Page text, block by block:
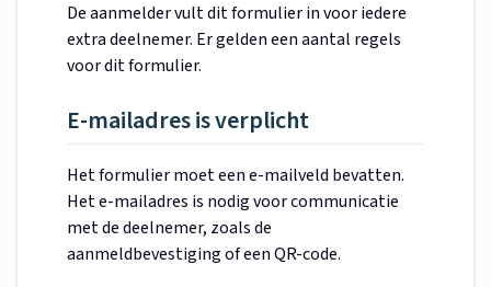
De aanmelder vult dit formulier in voor iedere
extra deelnemer. Er gelden een aantal regels
voor dit formulier.
E-mailadres is verplicht
Het formulier moet een e-mailveld bevatten.
Het e-mailadres is nodig voor communicatie
met de deelnemer, zoals de
aanmeldbevestiging of een QR-code.